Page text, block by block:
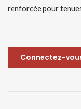
renforcée pour
Connectez-